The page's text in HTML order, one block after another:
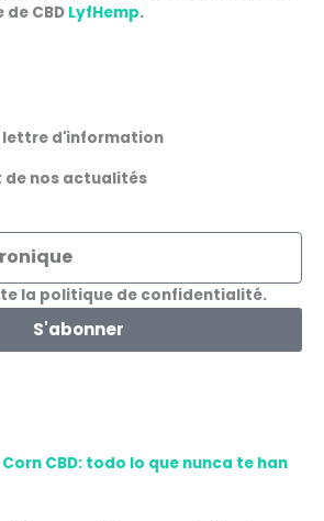
CBD LyfHemp.
lettre d'information
de nos actualités
la politique de confidentialité.
S'abonner
CBD: todo lo que nunca te han